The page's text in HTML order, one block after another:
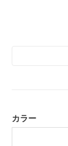
カラー